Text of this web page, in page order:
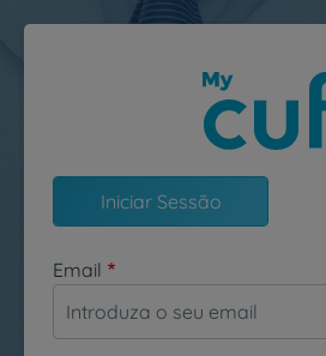
Passar para o conteúdo principal
Iniciar Sessão
Email